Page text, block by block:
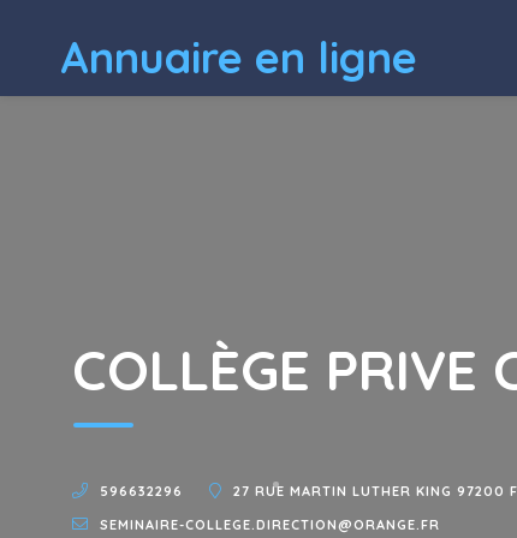
Annuaire en ligne
COLLÈGE PRIVE
596632296
27 RUE MARTIN LUTHER KING 97200
SEMINAIRE-COLLEGE.DIRECTION@ORANGE.FR